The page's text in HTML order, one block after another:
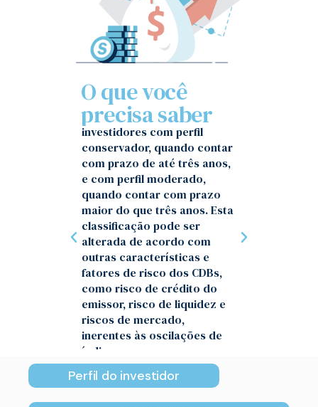
O que você
precisa saber
O CDB é classificado como
investimento para
investidores com perfil
conservador, quando contar
com prazo de até três anos,
e com perfil moderado,
quando contar com prazo
maior do que três anos. Esta
classificação pode ser
alterada de acordo com
outras características e
fatores de risco dos CDBs,
como risco de crédito do
emissor, risco de liquidez e
riscos de mercado,
inerentes às oscilações de
índices e preços.
Perfil do investidor